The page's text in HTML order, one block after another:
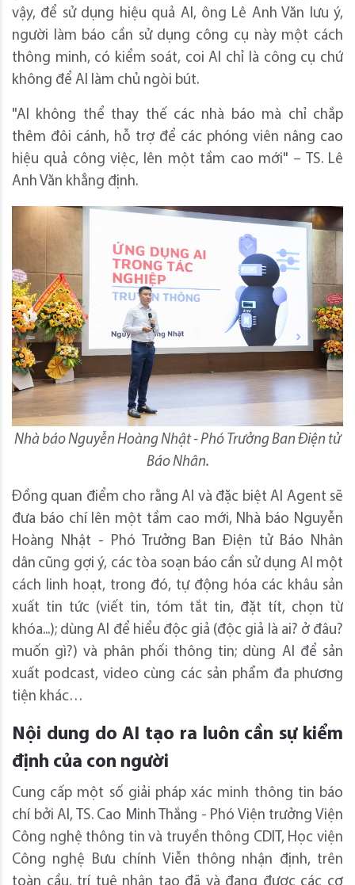
vậy, để sử dụng hiệu quả AI, ông Lê Anh Văn lưu ý,
người làm báo cần sử dụng công cụ này một cách
thông minh, có kiểm soát, coi AI chỉ là công cụ chứ
không để AI làm chủ ngòi bút.
"AI không thể thay thế các nhà báo mà chỉ chắp
thêm đôi cánh, hỗ trợ để các phóng viên nâng cao
hiệu quả công việc, lên một tầm cao mới" – TS. Lê
Anh Văn khẳng định.
Nhà báo Nguyễn Hoàng Nhật - Phó Trưởng Ban Điện tử
Báo Nhân.
Đồng quan điểm cho rằng AI và đặc biệt AI Agent sẽ
đưa báo chí lên một tầm cao mới, Nhà báo Nguyễn
Hoàng Nhật - Phó Trưởng Ban Điện tử Báo Nhân
dân cũng gợi ý, các tòa soạn báo cần sử dụng AI một
cách linh hoạt, trong đó, tự động hóa các khâu sản
xuất tin tức (viết tin, tóm tắt tin, đặt tít, chọn từ
khóa...); dùng AI để hiểu độc giả (độc giả là ai? ở đâu?
muốn gì?) và phân phối thông tin; dùng AI để sản
xuất podcast, video cùng các sản phẩm đa phương
tiện khác…
Nội dung do AI tạo ra luôn cần sự kiểm
định của con người
Cung cấp một số giải pháp xác minh thông tin báo
chí bởi AI, TS. Cao Minh Thắng - Phó Viện trưởng Viện
Công nghệ thông tin và truyền thông CDIT, Học viện
Công nghệ Bưu chính Viễn thông nhận định, trên